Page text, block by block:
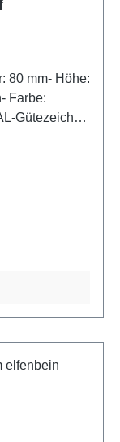
80 mm- Höhe:
Farbe:
Gütezeichen